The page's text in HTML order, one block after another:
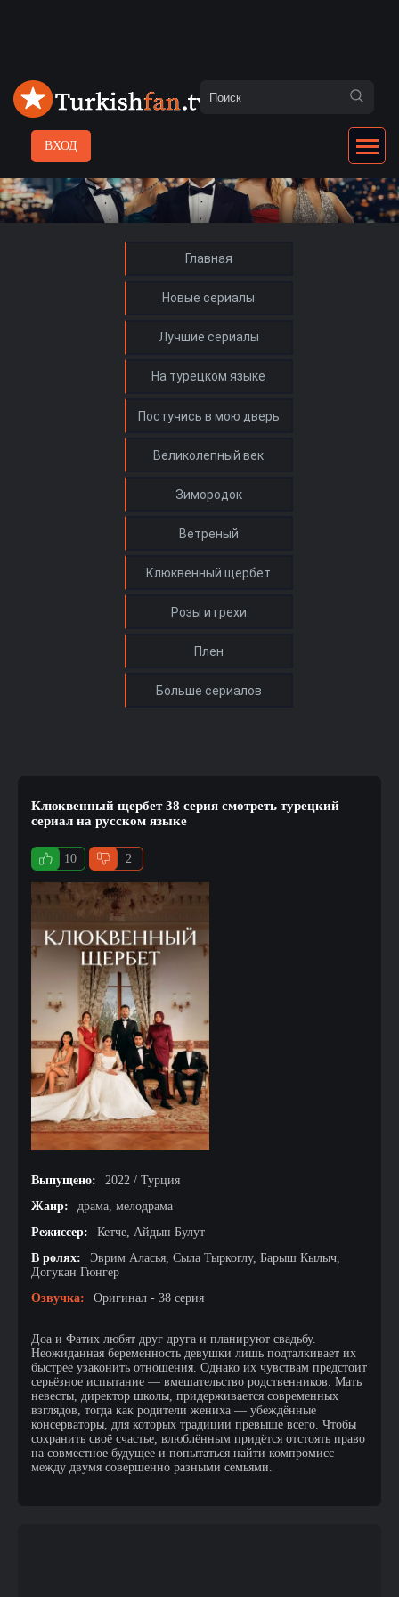
ВХОД
Главная
Новые сериалы
Лучшие сериалы
На турецком языке
Клюквенный щербет 38 серия смотреть турецкий
сериал на русском языке
10 2
Выпущено:
2022 / Турция
Жанр:
драма, мелодрама
Режиссер:
Кетче, Айдын Булут
В ролях:
Эврим Аласья, Сыла Тыркоглу, Барыш Кылыч,
Догукан Гюнгер
Озвучка:
Оригинал - 38 серия
Доа и Фатих любят друг друга и планируют свадьбу.
Неожиданная беременность девушки лишь подталкивает их
быстрее узаконить отношения. Однако их чувствам предстоит
серьёзное испытание — вмешательство родственников. Мать
невесты, директор школы, придерживается современных
взглядов, тогда как родители жениха — убеждённые
консерваторы, для которых традиции превыше всего. Чтобы
сохранить своё счастье, влюблённым придётся отстоять право
на совместное будущее и попытаться найти компромисс
между двумя совершенно разными семьями.